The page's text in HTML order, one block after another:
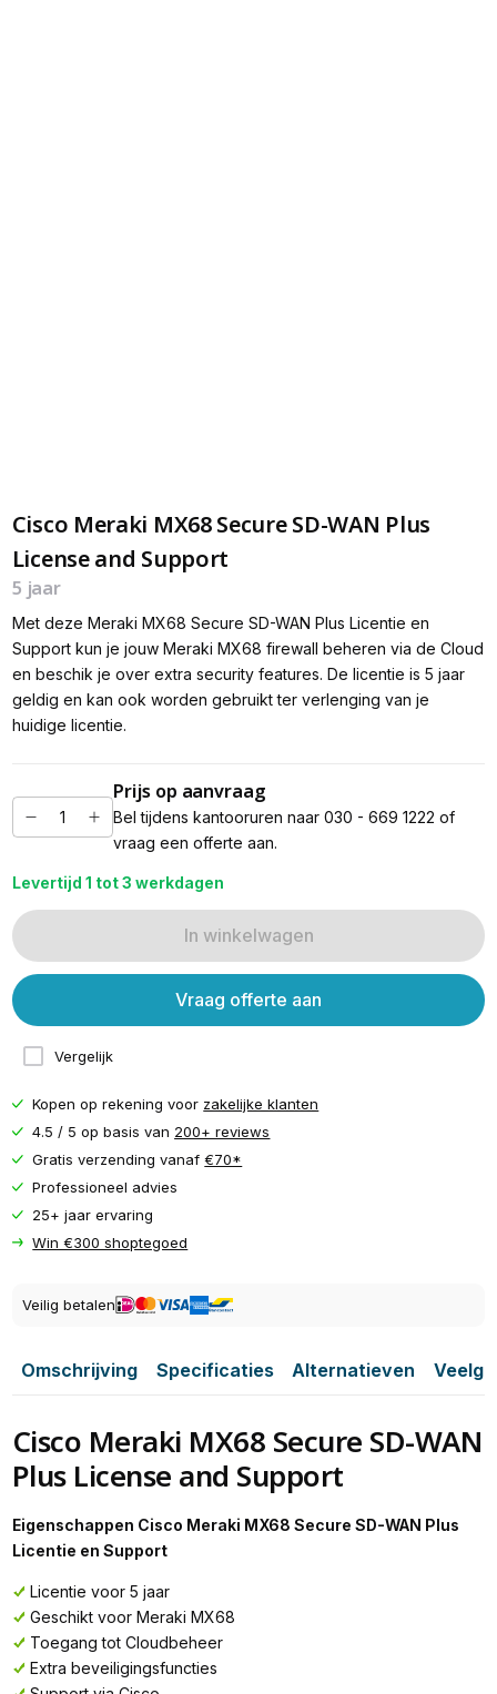
Cisco Meraki MX68 Secure SD-WAN Plus
License and Support
5 jaar
Met deze Meraki MX68 Secure SD-WAN Plus Licentie en
Support kun je jouw Meraki MX68 firewall beheren via de Cloud
en beschik je over extra security features. De licentie is 5 jaar
geldig en kan ook worden gebruikt ter verlenging van je
huidige licentie.
Prijs op aanvraag
Bel tijdens kantooruren naar 030 - 669 1222 of
vraag een offerte aan.
Levertijd 1 tot 3 werkdagen
In winkelwagen
Vergelijk
Vraag offerte aan
Kopen op rekening voor zakelijke klanten
4.5 / 5 op basis van 200+ reviews
Gratis verzending vanaf€70*
Professioneel advies
25+ jaar ervaring
Win €300 shoptegoed
Veilig betalen
Omschrijving Specificaties Alternatieven
Cisco Meraki MX68 Secure SD-WAN
Plus License and Support
Eigenschappen Cisco Meraki MX68 Secure SD-WAN Plus
Licentie en Support
Licentie voor 5 jaar
Geschikt voor Meraki MX68
Toegang tot Cloudbeheer
Extra beveiligingsfuncties